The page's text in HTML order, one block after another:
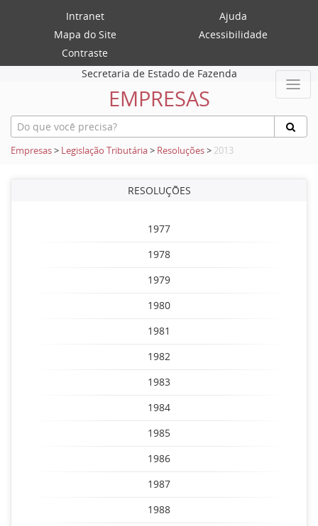
Intranet
Ajuda
Mapa do Site
Acessibilidade
Contraste
Secretaria de Estado de Fazenda
EMPRESAS
Empresas> Legislação Tributária> Resoluções> 2013
RESOLUÇÕES
1977
1978
1979
1980
1981
1982
1983
1984
1985
1986
1987
1988